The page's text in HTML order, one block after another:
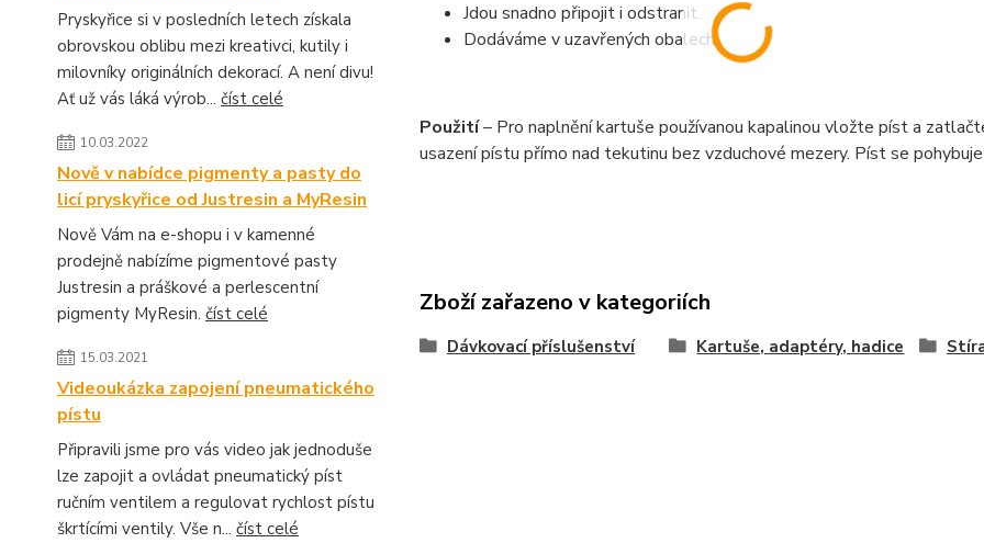
Pryskyřice si v posledních letech získala
obrovskou oblibu mezi kreativci, kutily i
milovníky originálních dekorací. A není divu!
Ať už vás láká výrob... číst celé
10.03.2022
Nově v nabídce pigmenty a pasty do
licí pryskyřice od Justresin a MyResin
Nově Vám na e-shopu i v kamenné
prodejně nabízíme pigmentové pasty
Justresin a práškové a perlescentní
pigmenty MyResin. číst celé
15.03.2021
Videoukázka zapojení pneumatického
pístu
Připravili jsme pro vás video jak jednoduše
lze zapojit a ovládat pneumatický píst
ručním ventilem a regulovat rychlost pístu
škrtícími ventily. Vše n... číst celé
Jdou snadno připojit i odstranit.
Dodáváme v uzavřených obalech.
Použití– Pro naplnění kartuše používanou kapalinou vložte píst a
usazení pístu přímo nad tekutinu bez vzduchové mezery. Píst se
Zboží zařazeno v kategoriích
Dávkovací příslušenství Kartuše, adaptéry, hadice